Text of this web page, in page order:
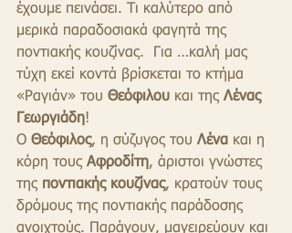
έχουμε πεινάσει. Τι καλύτερο από
μερικά παραδοσιακά φαγητά της
ποντιακής κουζίνας.  Για …καλή μας
τύχη εκεί κοντά βρίσκεται το κτήμα
«Ραγιάν» του Θεόφιλου και της Λένας
Γεωργιάδη!
Ο Θεόφιλος, η σύζυγος του Λένα και η
κόρη τους Αφροδίτη, άριστοι γνώστες
της ποντιακής κουζίνας, κρατούν τους
δρόμους της ποντιακής παράδοσης
ανοιχτούς. Παράγουν, μαγειρεύουν και